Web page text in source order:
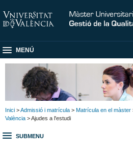
MENÚ
Inici >Admissió i matrícula > Matrícula en el màster
València > Ajudes a l'estudi
SUBMENU